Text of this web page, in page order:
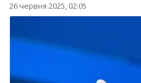
26 червня 2025, 02:05